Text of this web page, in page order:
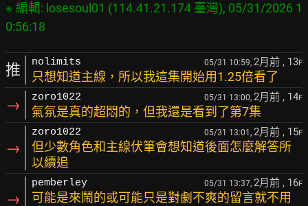
※ 編輯: losesoul01 (114.41.21.174 臺灣), 05/31/2026 1
推 nolimits 05/31 10:59, 2月前 , 13F
只想知道主線，所以我這集開始用1.25倍看了
→ zoro1022 05/31 13:00, 2月前 , 14F
氣氛是真的超悶的，但我還是看到了第7集
→
zoro1022 05/31 13:01, 2月前 , 15F
但少數角色和主線伏筆會想知道後面怎麼解答所
以續追
→
pemberley 05/31 13:37, 2月前 , 16F
可能是來鬧的或可能只是對劇不爽的留言就不用